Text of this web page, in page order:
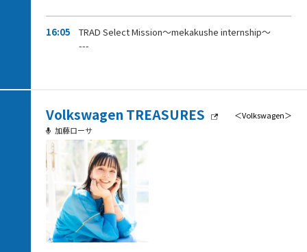
16:05
TRAD Select Mission～mekakushe internship～
---
Volkswagen TREASURES
＜Volkswagen＞
加藤ローサ